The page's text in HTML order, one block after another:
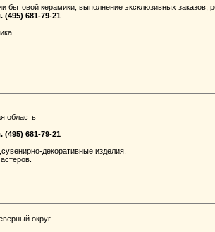
керамики, выполнение эксклюзивных заказов,
681-79-21
область
681-79-21
декоративные изделия.
округ